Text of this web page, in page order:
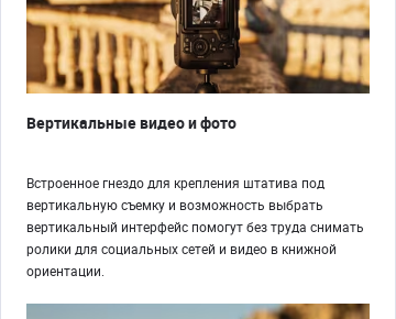
Вертикальные видео и фото
Встроенное гнездо для крепления штатива под
вертикальную съемку и возможность выбрать
вертикальный интерфейс помогут без труда снимать
ролики для социальных сетей и видео в книжной
ориентации.